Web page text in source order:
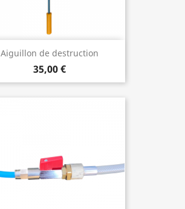
Aiguillon de destruction
35,00 €